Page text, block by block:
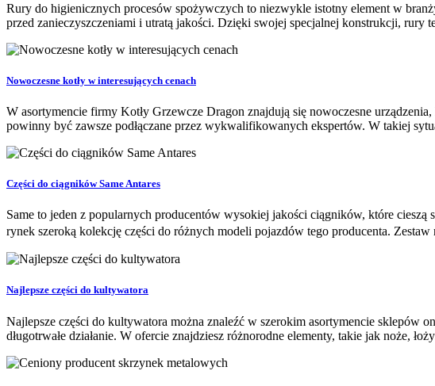
Rury do higienicznych procesów spożywczych to niezwykle istotny element w
przed zanieczyszczeniami i utratą jakości. Dzięki swojej specjalnej konstrukcji, rury
Nowoczesne kotły w interesujących cenach
W asortymencie firmy Kotły Grzewcze Dragon znajdują się nowoczesne
powinny być zawsze podłączane przez wykwalifikowanych ekspertów. W takiej
Części do ciągników Same Antares
Same to jeden z popularnych producentów wysokiej jakości ciągników, które
rynek szeroką kolekcję części do różnych modeli pojazdów tego producenta.
Najlepsze części do kultywatora
Najlepsze części do kultywatora można znaleźć w szerokim asortymencie sklepów
długotrwałe działanie. W ofercie znajdziesz różnorodne elementy, takie jak noże,